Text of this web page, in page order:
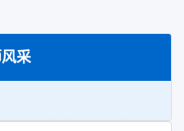
采